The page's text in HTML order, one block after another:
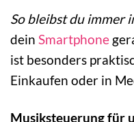
So bleibst du immer
dein Smartphone
ist besonders
Einkaufen oder in
Musiksteuerung für